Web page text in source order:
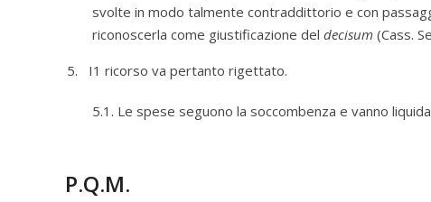
svolte in modo talmente contraddittorio e con
riconoscerla come giustificazione del decisum (Cass.
I1 ricorso va pertanto rigettato.
5.1. Le spese seguono la soccombenza e vanno
P.Q.M.